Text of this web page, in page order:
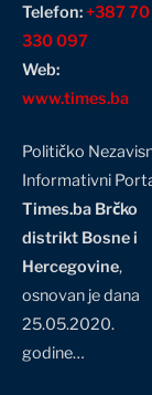
Telefon:+387 70
330 097
Web:
www.times.ba
Političko
Informativni
Times.ba Brčko
distrikt Bosne i
Hercegovine,
osnovan je dana
25.05.2020.
godine…